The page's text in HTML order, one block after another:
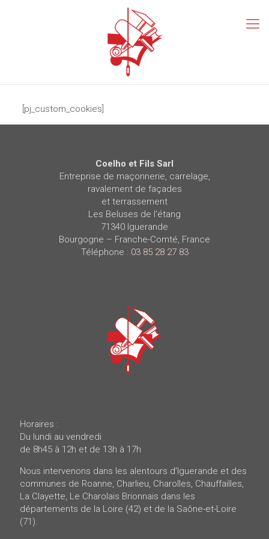
[pj_custom_cookies]
Coelho et Fils Sarl
Entreprise de maçonnerie, carrelage,
ravalement de façades
et terrassement
Les Beluses de l'étang
71340 Iguerande
Bourgogne – Franche-Comté, France
Téléphone : 03 85 28 27 83
Horaires :
Du lundi au vendredi
de 8h45 à 12h et de 13h à 17h
Nous intervenons dans les alentours d’Iguerande et des
communes de Roanne, Charlieu, Charolles, Chauffailles,
La Clayette, Le Charolais Brionnais dans les
départements de la Loire (42) et de la Saône-et-Loire
(71).